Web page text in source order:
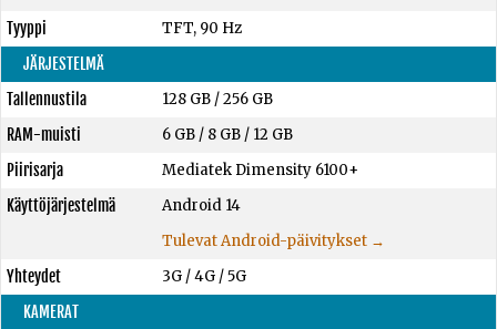
Tyyppi
TFT, 90 Hz
JÄRJESTELMÄ
Tallennustila
128 GB/256 GB
RAM-muisti
6 GB/ 8 GB/ 12 GB
Piirisarja
Mediatek Dimensity 6100+
Käyttöjärjestelmä
Android 14
Tulevat Android-päivitykset →
Yhteydet
3G / 4G / 5G
KAMERAT